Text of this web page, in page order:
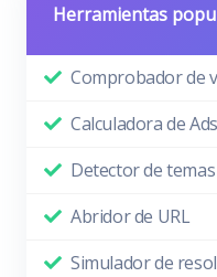
Herramientas
Comprobador de
Calculadora de
Detector de
Abridor de URL
Simulador de